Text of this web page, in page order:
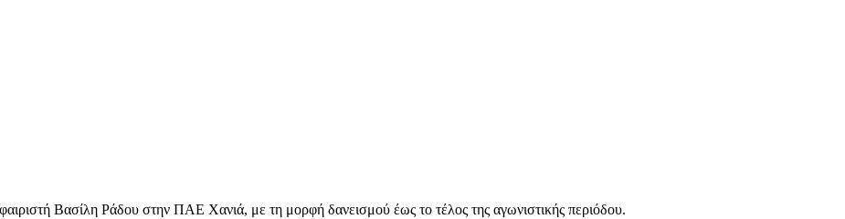
Βασίλη Ράδου στην ΠΑΕ Χανιά, με τη μορφή δανεισμού έως το τέλος της αγωνιστικής περιόδου.